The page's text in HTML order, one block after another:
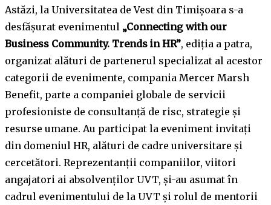
Astăzi, la Universitatea de Vest din Timișoara s-a
desfășurat evenimentul „Connecting with our
Business Community. Trends in HR”, ediția a patra,
organizat alături de partenerul specializat al acestor
categorii de evenimente, compania Mercer Marsh
Benefit, parte a companiei globale de servicii
profesioniste de consultanță de risc, strategie și
resurse umane. Au participat la eveniment invitați
din domeniul HR, alături de cadre universitare și
cercetători. Reprezentanții companiilor, viitori
angajatori ai absolvenților UVT, și-au asumat în
cadrul evenimentului de la UVT și rolul de mentorii